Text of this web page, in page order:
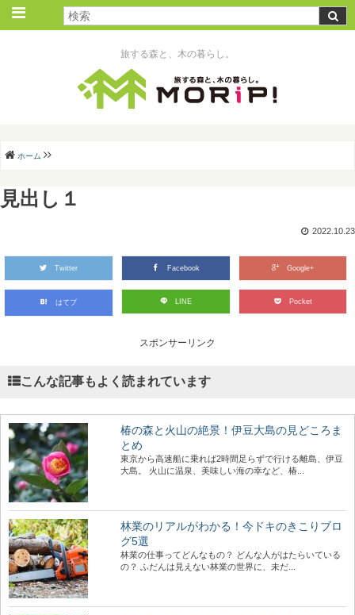
旅する森と、木の暮らし。
ホーム
見出し１
2022.10.23
Twitter Facebook Google+
はてブ LINE Pocket
スポンサーリンク
こんな記事もよく読まれています
椿の森と火山の絶景！伊豆大島の見どころま
とめ
東京から高速船に乗れば2時間足らずで行ける離島、伊豆
大島。 火山に温泉、美味しい海の幸など、椿...
林業のリアルがわかる！今ドキのきこりブロ
グ5選
林業の仕事ってどんなもの？ どんな人がはたらいている
の？ ふだんは見えない林業の世界に、未だ...